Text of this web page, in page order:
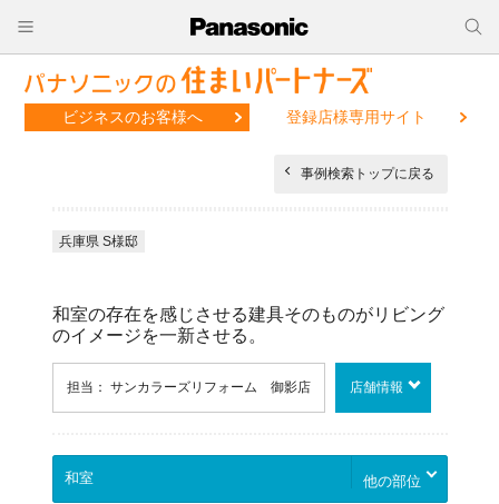
ビジネスのお客様へ 登録店様専用サイト
事例検索トップに戻る
兵庫県 S様邸
和室の存在を感じさせる建具そのものがリビング
のイメージを一新させる。
担当： サンカラーズリフォーム 御影店 店舗情報
他の部位